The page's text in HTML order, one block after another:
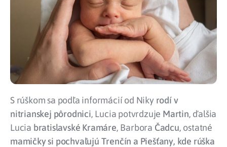
S rúškom sa podľa informácií od Niky rodí v
nitrianskej pôrodnici, Lucia potvrdzuje Martin, ďalšia
Lucia bratislavské Kramáre, Barbora Čadcu, ostatné
mamičky si pochvaľujú Trenčín a Piešťany, kde rúška